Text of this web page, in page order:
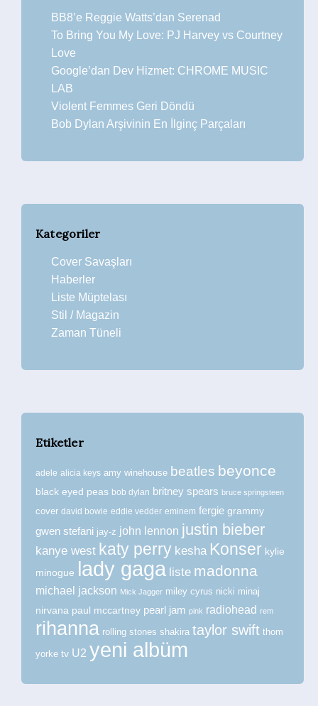
BB8’e Reggie Watts’dan Serenad
To Bring You My Love: PJ Harvey vs Courtney
Love
Google’dan Dev Hizmet: CHROME MUSIC
LAB
Violent Femmes Geri Döndü
Bob Dylan Arşivinin En İlginç Parçaları
Kategoriler
Cover Savaşları
Haberler
Liste Müptelası
Stil / Magazin
Zaman Tüneli
Etiketler
adele alicia keys amy winehouse beatles beyonce
black eyed peas bob dylan britney spears bruce springsteen
cover david bowie eddie vedder eminem fergie grammy
gwen stefani jay-z john lennon justin bieber
kanye west katy perry kesha Konser kylie
minogue lady gaga liste madonna
michael jackson Mick Jagger miley cyrus nicki minaj
nirvana paul mccartney pearl jam pink radiohead rem
rihanna rolling stones shakira taylor swift thom
yorke tv U2 yeni albüm